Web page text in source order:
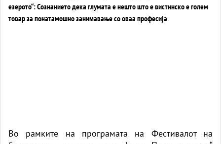
Во рамките на програмата на Фестивалот на